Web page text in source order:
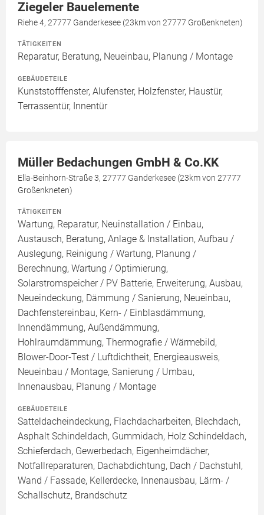
Ziegeler Bauelemente
Riehe 4, 27777 Ganderkesee (23km von 27777 Großenkneten)
TÄTIGKEITEN
Reparatur, Beratung, Neueinbau, Planung / Montage
GEBÄUDETEILE
Kunststofffenster, Alufenster, Holzfenster, Haustür,
Terrassentür, Innentür
Müller Bedachungen GmbH & Co.KK
Ella-Beinhorn-Straße 3, 27777 Ganderkesee (23km von 27777
Großenkneten)
TÄTIGKEITEN
Wartung, Reparatur, Neuinstallation / Einbau,
Austausch, Beratung, Anlage & Installation, Aufbau /
Auslegung, Reinigung / Wartung, Planung /
Berechnung, Wartung / Optimierung,
Solarstromspeicher / PV Batterie, Erweiterung, Ausbau,
Neueindeckung, Dämmung / Sanierung, Neueinbau,
Dachfenstereinbau, Kern- / Einblasdämmung,
Innendämmung, Außendämmung,
Hohlraumdämmung, Thermografie / Wärmebild,
Blower-Door-Test / Luftdichtheit, Energieausweis,
Neueinbau / Montage, Sanierung / Umbau,
Innenausbau, Planung / Montage
GEBÄUDETEILE
Satteldacheindeckung, Flachdacharbeiten, Blechdach,
Asphalt Schindeldach, Gummidach, Holz Schindeldach,
Schieferdach, Gewerbedach, Eigenheimdächer,
Notfallreparaturen, Dachabdichtung, Dach / Dachstuhl,
Wand / Fassade, Kellerdecke, Innenausbau, Lärm- /
Schallschutz, Brandschutz